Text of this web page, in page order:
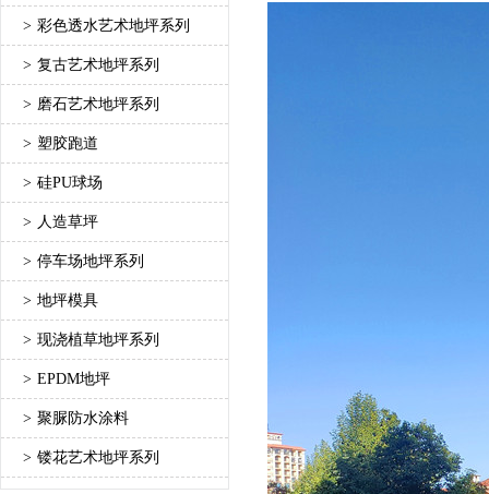
> 彩色透水艺术地坪系列
> 复古艺术地坪系列
> 磨石艺术地坪系列
> 塑胶跑道
> 硅PU球场
> 人造草坪
> 停车场地坪系列
> 地坪模具
> 现浇植草地坪系列
> EPDM地坪
> 聚脲防水涂料
> 镂花艺术地坪系列